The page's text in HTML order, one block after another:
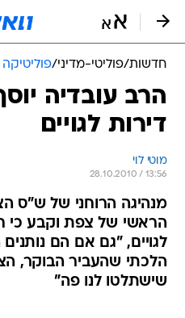
חדשות/פוליטי-מדיני/
הרב עובדיה
דירות לגויים
מוטי לוי
28.10.2010 / 13:56
מנהיגה הרוחני של ש"ס
הראשי של צפת וקבע כי
לגויים, "גם אם הם
הלכתי שהעביר הבוקר,
שישתלטו לנו פה"